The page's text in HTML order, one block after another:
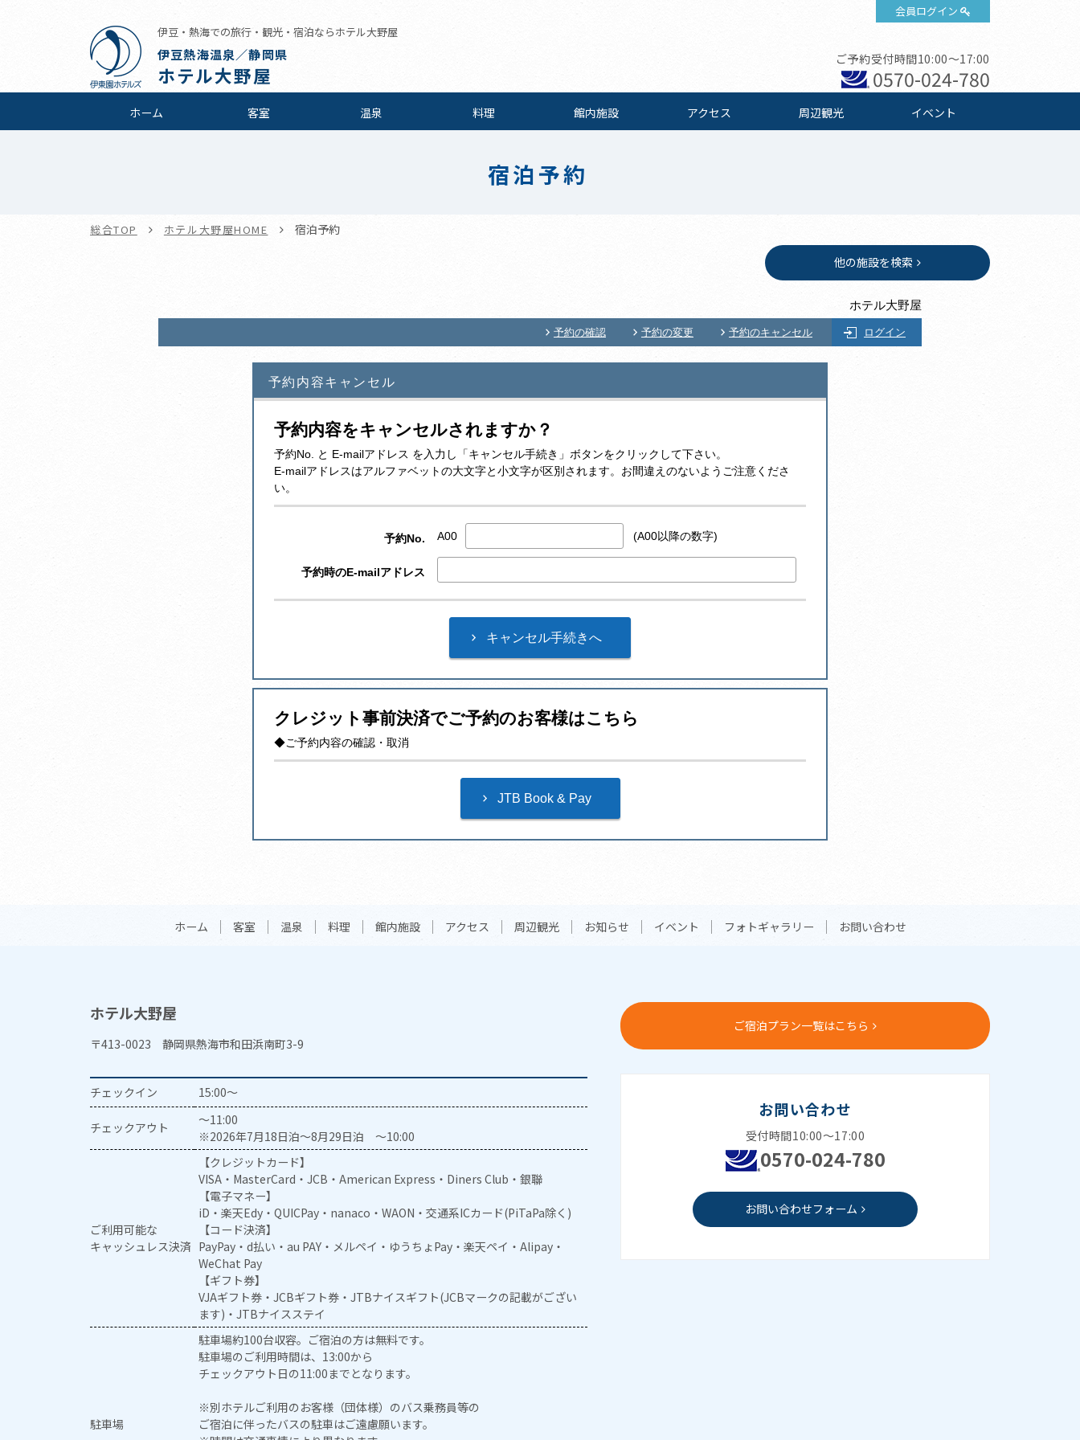
会員ログイン
伊豆・熱海での旅行・観光・宿泊ならホテル大野屋
伊豆熱海温泉／静岡県
ホテル大野屋
ご予約受付時間10:00～17:00
0570-024-780
ホーム 客室 温泉 料理 館内施設 アクセス 周辺観光 イベント
宿泊予約
総合TOP ホテル大野屋HOME 宿泊予約
他の施設を検索
ホテル大野屋
予約の確認 予約の変更 予約のキャンセル ログイン
予約内容キャンセル
予約内容をキャンセルされますか？
予約No. と E-mailアドレス を入力し「キャンセル手続き」ボタンをクリックして下さい。
E-mailアドレスはアルファベットの大文字と小文字が区別されます。お間違えのないようご注意くださ
い。
予約No. A00 (A00以降の数字)
予約時のE-mailアドレス
クレジット事前決済でご予約のお客様はこちら
◆ご予約内容の確認・取消
ホーム 客室 温泉 料理 館内施設 アクセス 周辺観光 お知らせ イベント フォトギャラリー お問い合わせ
ホテル大野屋
〒413-0023 静岡県熱海市和田浜南町3-9
チェックイン 15:00～
チェックアウト
～11:00
※2026年7月18日泊～8月29日泊 ～10:00
ご利用可能な
キャッシュレス決済
【クレジットカード】
VISA・MasterCard・JCB・American Express・Diners Club・銀聯
【電子マネー】
iD・楽天Edy・QUICPay・nanaco・WAON・交通系ICカード(PiTaPa除く)
【コード決済】
PayPay・d払い・au PAY・メルペイ・ゆうちょPay・楽天ペイ・Alipay・
WeChat Pay
【ギフト券】
VJAギフト券・JCBギフト券・JTBナイスギフト(JCBマークの記載がござい
ます)・JTBナイスステイ
駐車場
駐車場約100台収容。ご宿泊の方は無料です。
駐車場のご利用時間は、13:00から
チェックアウト日の11:00までとなります。
※別ホテルご利用のお客様（団体様）のバス乗務員等の
ご宿泊に伴ったバスの駐車はご遠慮願います。
ご宿泊プラン一覧はこちら
お問い合わせ
受付時間10:00～17:00
0570-024-780
お問い合わせフォーム